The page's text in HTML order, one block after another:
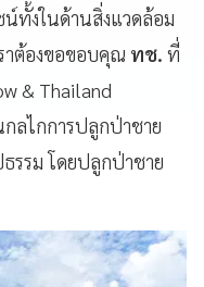
ทั้งในด้านสิ่งแวดล้อม
าต้องขอขอบคุณ ทช. ที่
& Thailand
ลไกการปลูกป่าชาย
รรม โดยปลูกป่าชาย